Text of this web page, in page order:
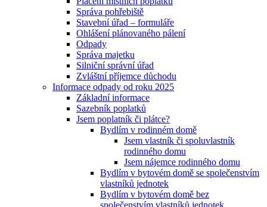
Správa pohřebiště
Stavební úřad – formuláře
Ohlášení plánovaného pálení
Odpady
Správa majetku
Silniční správní úřad
Zvláštní příjemce důchodu
Informace odpady od roku 2025
Základní informace
Sazebník poplatků
Jsem poplatník či plátce?
Bydlím v rodinném domě
Jsem vlastník či spoluvlastník
rodinného domu
Jsem nájemce rodinného domu
Bydlím v bytovém domě se společenstvím
vlastníků jednotek
Bydlím v bytovém domě bez
společenstvím vlastníků jednotek